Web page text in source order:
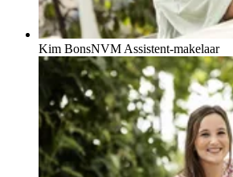
Kim BonsNVM Assistent-makelaar